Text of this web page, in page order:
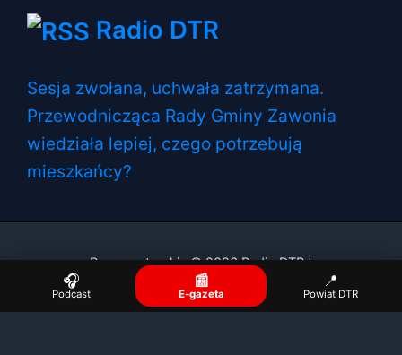
Radio DTR
Sesja zwołana, uchwała zatrzymana.
Przewodnicząca Rady Gminy Zawonia
wiedziała lepiej, czego potrzebują
mieszkańcy?
Prawa autorskie © 2026 Radio DTR |
🎧
Podcast
📰
E-gazeta
📍
Powiat DTR